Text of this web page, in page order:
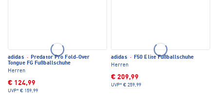
adidas · Predator Pro Fold-Over
Tongue FG Fußballschuhe
Herren
€ 124,99
UVP* € 159,99
adidas · F50 Elite Fußballschuhe
Herren
€ 209,99
UVP* € 259,99